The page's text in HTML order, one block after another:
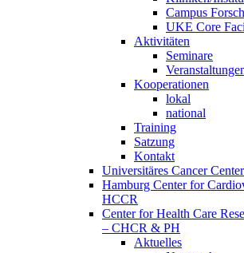
Campus
UKE Core
Aktivitäten
Seminare
Kooperationen
lokal
national
Training
Satzung
Kontakt
Universitäres Cancer
Hamburg Center for
HCCR
Center for Health Care
– CHCR & PH
Aktuelles